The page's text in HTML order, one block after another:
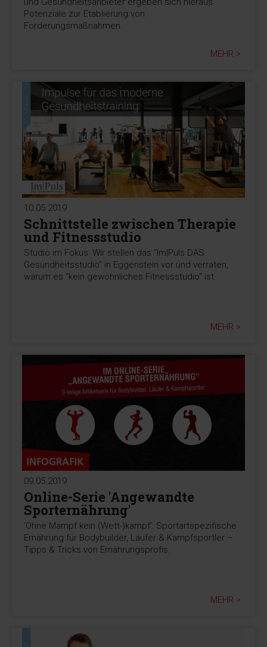
Potenziale zur Etablierung von
Förderungsmaßnahmen.
MEHR >
10.05.2019
Schnittstelle zwischen Therapie
und Fitnessstudio
Studio im Fokus: Wir stellen das "Im|Puls DAS
Gesundheitsstudio" in Eggenstein vor und verraten,
warum es "kein gewöhnliches Fitnessstudio“ ist.
MEHR >
09.05.2019
Online-Serie 'Angewandte
Sporternährung'
'Ohne Mampf kein (Wett-)kampf': Sportartspezifische
Ernährung für Bodybuilder, Läufer & Kampfsportler –
Tipps & Tricks von Ernährungsprofis.
MEHR >